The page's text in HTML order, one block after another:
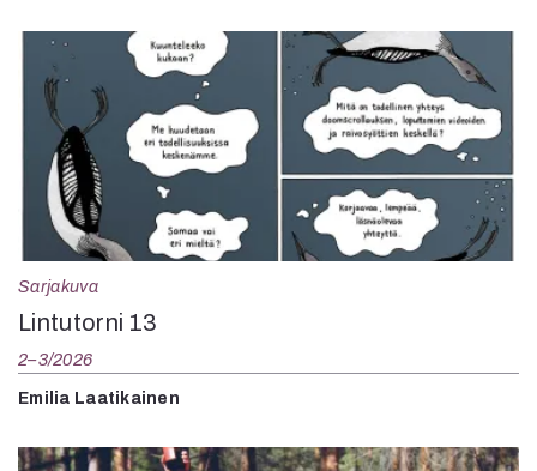
Sarjakuva
Lintutorni 13
2–3/2026
Emilia Laatikainen